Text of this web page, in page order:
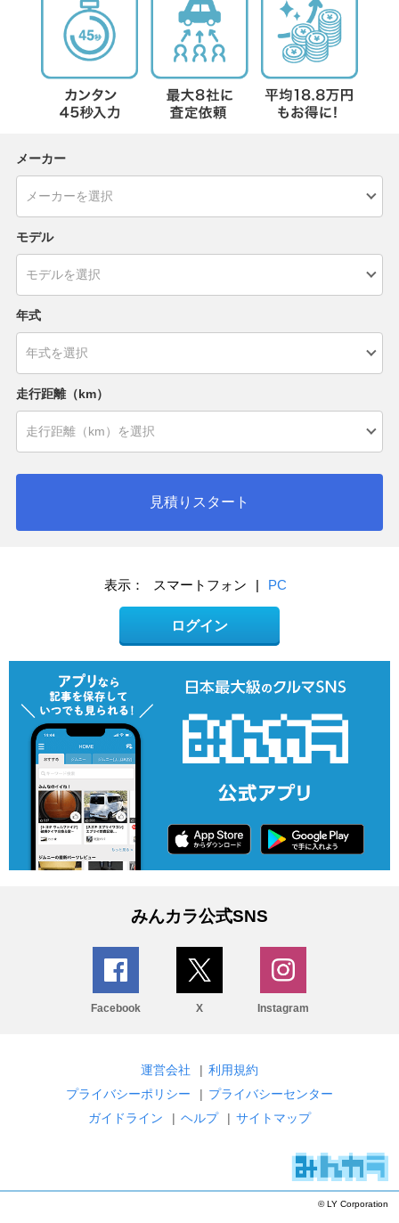
メーカー
モデル
年式
走行距離（km）
見積りスタート
表示： スマートフォン | PC
ログイン
みんカラ公式SNS
Facebook X Instagram
運営会社 | 利用規約
プライバシーポリシー
| プライバシーセンター
ガイドライン
| ヘルプ | サイトマップ
© LY Corporation